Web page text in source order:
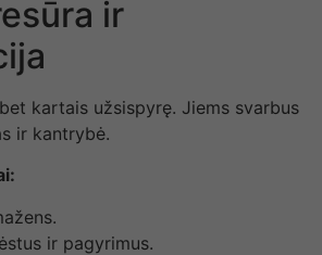
ir
kartais užsispyrę. Jiems svarbus
ir kantrybė.
ir pagyrimus.